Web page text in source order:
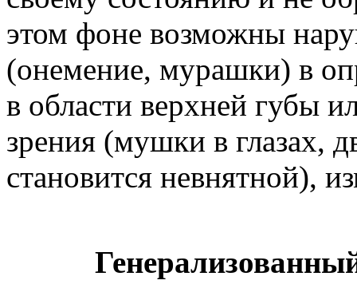
этом фоне возможны
(онемение, мурашки) в
в области верхней губы
зрения (мушки в глазах,
становится невнятной),